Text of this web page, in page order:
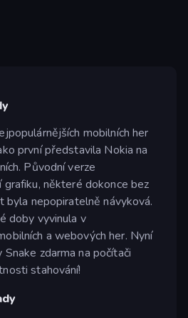
mobilních her
první představila Nokia na
Původní verze
grafiku, některé dokonce bez
byla nepopiratelně návyková.
doby vyvinula v
a webových her. Nyní
zdarma na počítači
stahování!